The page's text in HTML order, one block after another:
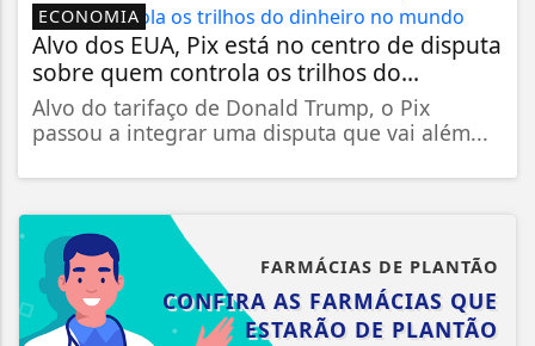
ECONOMIA
Alvo dos EUA, Pix está no centro de disputa
sobre quem controla os trilhos do...
Alvo do tarifaço de Donald Trump, o Pix
passou a integrar uma disputa que vai além...
FARMÁCIAS DE PLANTÃO
CONFIRA AS FARMÁCIAS QUE
ESTARÃO DE PLANTÃO